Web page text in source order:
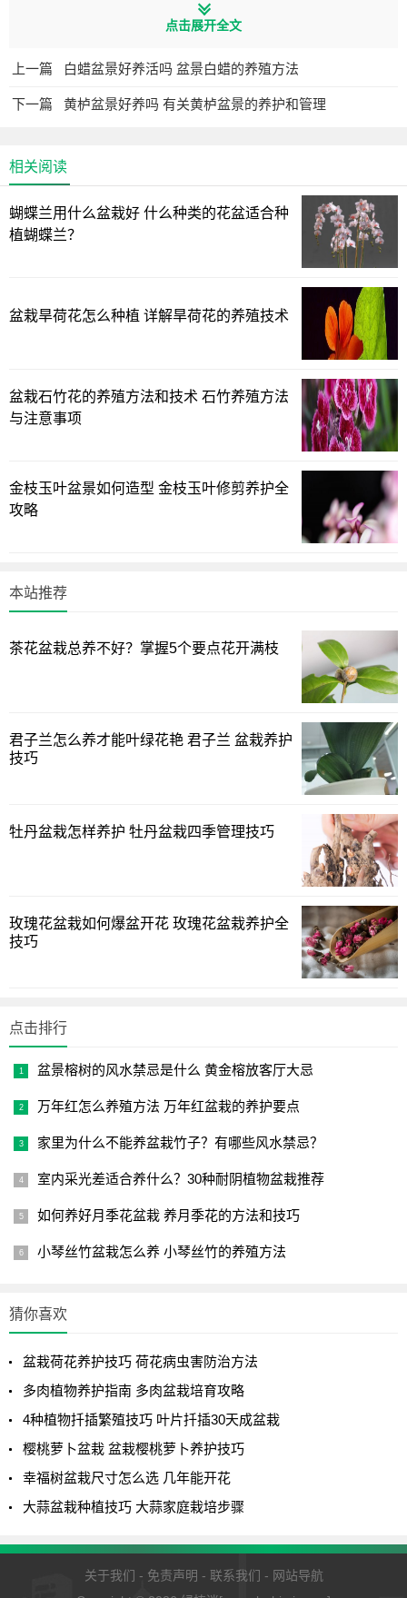
植株一般是在冬季开花，在生长期间就要求有足够的肥
料，可以每半个月为它施加一次稀薄有机液肥，像发酵的豆
饼、麻酱渣浸泡液等，也可用发酵的黄豆水来作养花肥。在
入冬以前可以追施一些磷钾元素的肥料，比如骨粉、蛋壳粉
等，也可以浇施1～2次稀薄的磷酸二氢钾溶液，可以起到促
进开花的作用。
3、浇水要求
鸿运当头喜温暖、湿润环境，生长期间要保持盆土湿润，
盆土过于干燥就影响植株正常的生长发育。夏季高温天气水
分蒸发快，要适当增加浇水。秋季可逐渐减少浇水，保持盆
土稍湿润即可。鸿运当头是既能观叶又可观花的植物，平时
应保持叶面清洁，经常用清水擦拭叶面上灰尘，使叶色亮
点击展开全文
上一篇 白蜡盆景好养活吗 盆景白蜡的养殖方法
下一篇 黄栌盆景好养吗 有关黄栌盆景的养护和管理
相关阅读
蝴蝶兰用什么盆栽好 什么种类的花盆适合种
植蝴蝶兰？
盆栽旱荷花怎么种植 详解旱荷花的养殖技术
盆栽石竹花的养殖方法和技术 石竹养殖方法
与注意事项
金枝玉叶盆景如何造型 金枝玉叶修剪养护全
攻略
本站推荐
茶花盆栽总养不好？掌握5个要点花开满枝
君子兰怎么养才能叶绿花艳 君子兰 盆栽养护
技巧
牡丹盆栽怎样养护 牡丹盆栽四季管理技巧
玫瑰花盆栽如何爆盆开花 玫瑰花盆栽养护全
技巧
点击排行
盆景榕树的风水禁忌是什么 黄金榕放客厅大忌
万年红怎么养殖方法 万年红盆栽的养护要点
家里为什么不能养盆栽竹子？有哪些风水禁忌？
室内采光差适合养什么？30种耐阴植物盆栽推荐
如何养好月季花盆栽 养月季花的方法和技巧
小琴丝竹盆栽怎么养 小琴丝竹的养殖方法
猜你喜欢
盆栽荷花养护技巧 荷花病虫害防治方法
多肉植物养护指南 多肉盆栽培育攻略
4种植物扦插繁殖技巧 叶片扦插30天成盆栽
樱桃萝卜盆栽 盆栽樱桃萝卜养护技巧
幸福树盆栽尺寸怎么选 几年能开花
大蒜盆栽种植技巧 大蒜家庭栽培步骤
关于我们 - 免责声明 - 联系我们 - 网站导航